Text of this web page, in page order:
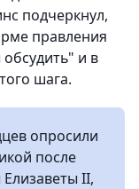
подчеркнул,
правления
и в
шага.
опросили
после
II,